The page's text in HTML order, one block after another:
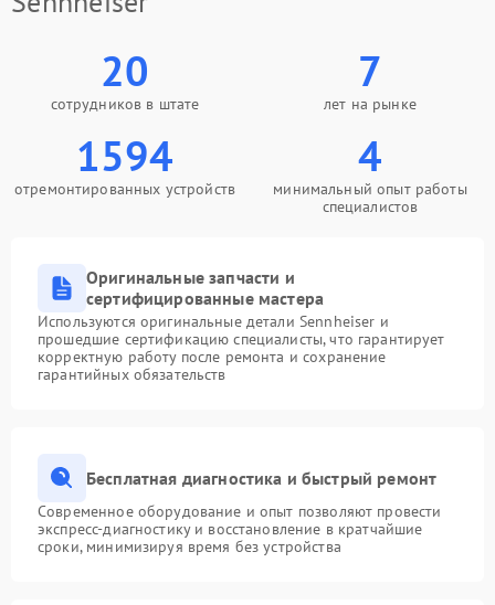
20
сотрудников в штате
7
лет на рынке
1594
отремонтированных устройств
4
минимальный опыт работы
специалистов
Оригинальные запчасти и
сертифицированные мастера
Используются оригинальные детали Sennheiser и
прошедшие сертификацию специалисты, что гарантирует
корректную работу после ремонта и сохранение
гарантийных обязательств
Бесплатная диагностика и быстрый ремонт
Современное оборудование и опыт позволяют провести
экспресс-диагностику и восстановление в кратчайшие
сроки, минимизируя время без устройства